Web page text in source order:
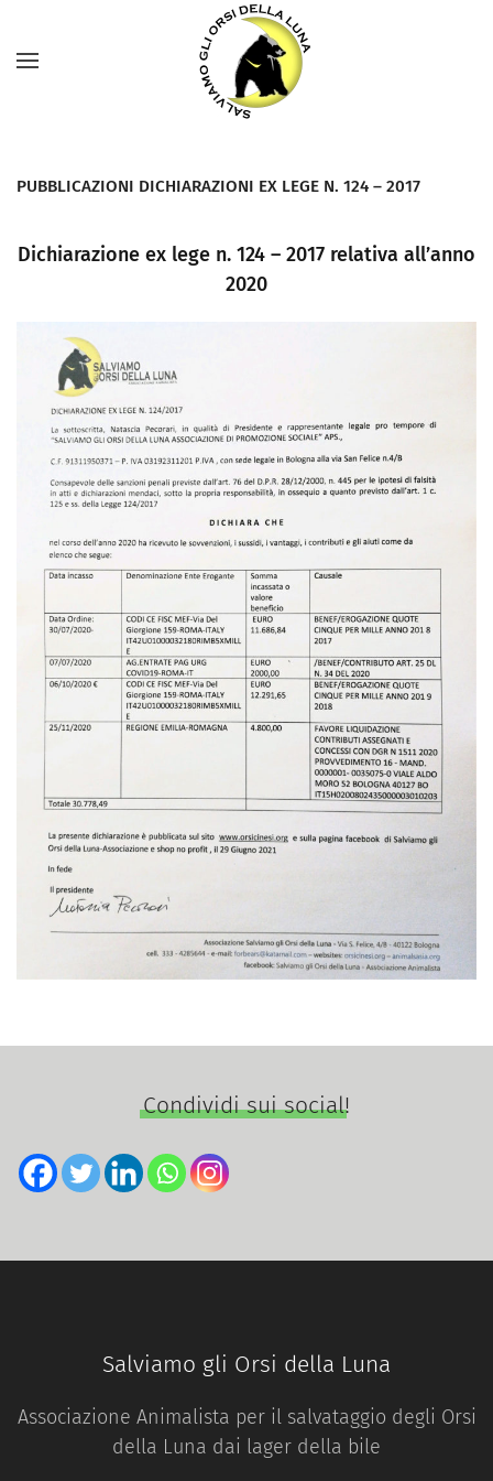
PUBBLICAZIONI DICHIARAZIONI EX LEGE N. 124 – 2017
Dichiarazione ex lege n. 124 – 2017 relativa all’anno
2020
Condividi sui social!
Salviamo gli Orsi della Luna
Associazione Animalista per il salvataggio degli Orsi
della Luna dai lager della bile